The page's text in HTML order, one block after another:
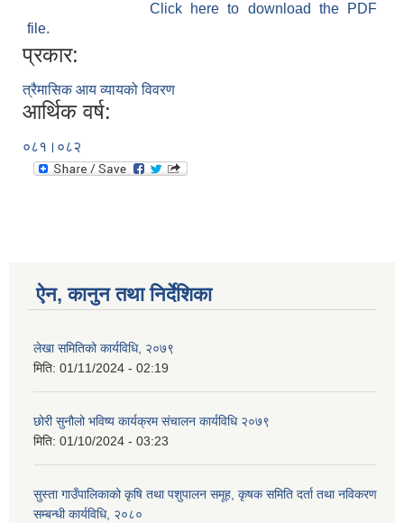
Click here to download the PDF
file.
प्रकार:
त्रैमासिक आय व्यायको विवरण
आर्थिक वर्ष:
०८१।०८२
ऐन, कानुन तथा निर्देशिका
लेखा समितिको कार्यविधि, २०७९
मिति: 01/11/2024 - 02:19
छोरी सुनौलो भविष्य कार्यक्रम संचालन कार्यविधि २०७९
मिति: 01/10/2024 - 03:23
सुस्ता गाउँपालिकाको कृषि तथा पशुपालन समूह, कृषक समिति दर्ता तथा नविकरण
सम्बन्धी कार्यविधि, २०८०